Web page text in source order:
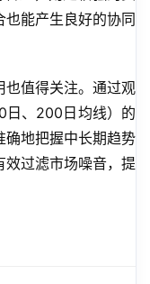
能产生良好的协同
也值得关注。通过观
日、200日均线）的
确地把握中长期趋势
效过滤市场噪音，提